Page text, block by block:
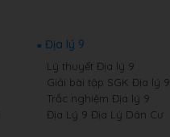
Địa lý 9
Lý thuyết Địa lý 9
Giải bài tập SGK Địa lý 9
Trắc nghiệm Địa lý 9
Địa Lý 9 Địa Lý Dân Cư